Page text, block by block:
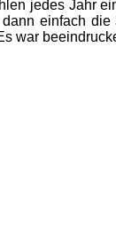
jedes Jahr
einfach
war